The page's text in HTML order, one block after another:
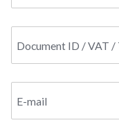
Document ID / VAT
E-mail